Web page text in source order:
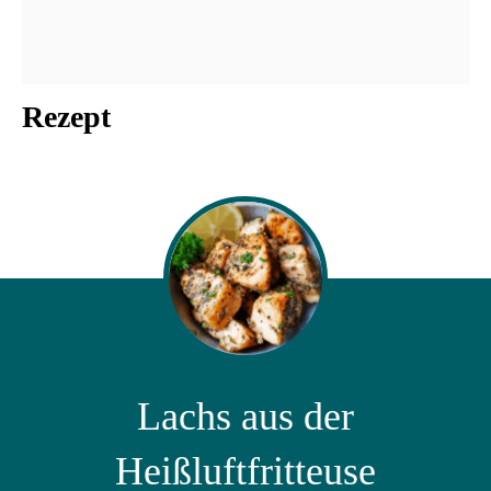
Rezept
Lachs aus der
Heißluftfritteuse